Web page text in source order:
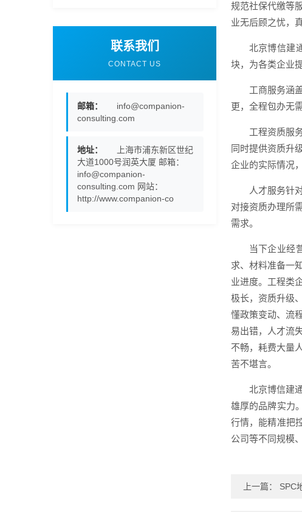
联系我们
CONTACT US
邮箱：
info@companion-
consulting.com
地址：
上海市浦东新区世纪
大道1000号润英大厦 邮箱：
info@companion-
consulting.com 网站：
http://www.companion-co
规范社保代缴等
业无后顾之忧，
北京博信建
块，为各类企业
工商服务涵
更，全程包办无
工程资质服
同时提供资质升
企业的实际情况
人才服务针
对接资质办理所
需求。
当下企业经
求、材料准备一
业进度。工程类
极长，资质升级
懂政策变动、流
易出错，人才流
不畅，耗费大量
苦不堪言。
北京博信建
雄厚的品牌实力
行情，能精准把
公司等不同规模
上一篇： SPC